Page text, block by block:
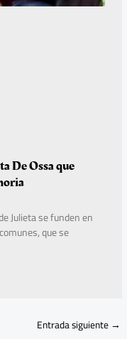
De Ossa que
Julieta se funden en
que se
Entrada siguiente→